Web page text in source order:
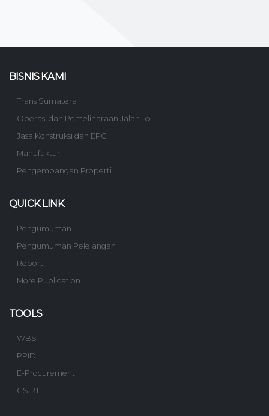
BISNIS KAMI
Trans Sumatera
Operasi dan Pemeliharaan Jalan Tol
Jasa Konstruksi dan EPC
Manufaktur
Pengembangan Properti
QUICK LINK
Pengumuman
Pengumuman Pelelangan
Report
More Publication
TOOLS
WBS
PPID
E-Procurement
CSIRT